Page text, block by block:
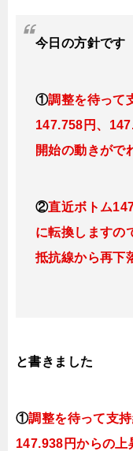
今日の方針です
①調整を待って
147.758円、
開始の動きがで
②直近ボトム
に転換し ますの
抵抗線から再下
と書きました
①調整を待って支
147.938円からの上